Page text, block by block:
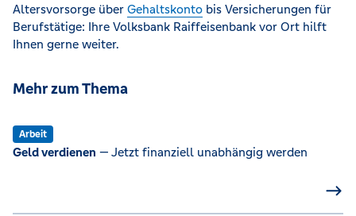
Altersvorsorge über Gehaltskonto bis Versicherungen für
Berufstätige: Ihre Volksbank Raiffeisenbank vor Ort hilft
Ihnen gerne weiter.
Mehr zum Thema
Arbeit
Geld verdienen — Jetzt finanziell unabhängig werden